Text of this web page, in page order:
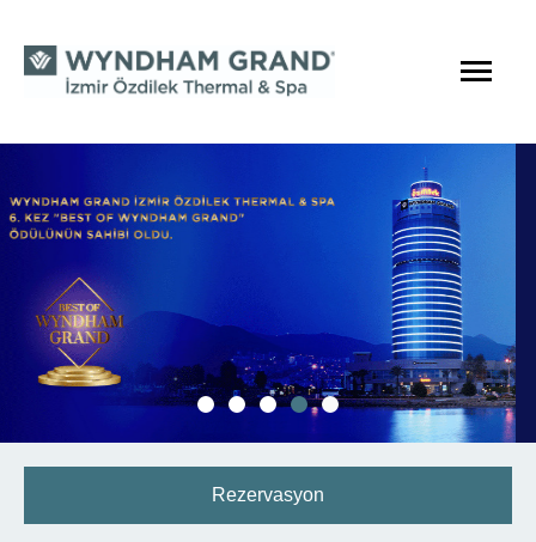
Rezervasyon